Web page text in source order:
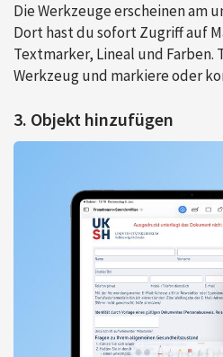
Die Werkzeuge erscheinen am
Dort hast du sofort Zugriff auf
Textmarker, Lineal und Farben.
Werkzeug und markiere oder
3. Objekt hinzufügen